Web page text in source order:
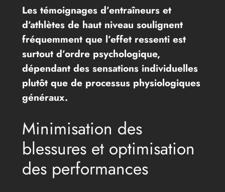
Les témoignages d’entraîneurs et
d’athlètes de haut niveau soulignent
fréquemment que l’effet ressenti est
surtout d’ordre psychologique,
dépendant des sensations individuelles
plutôt que de processus physiologiques
généraux.
Minimisation des
blessures et optimisation
des performances